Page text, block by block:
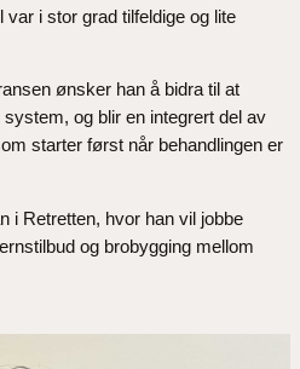
var i stor grad tilfeldige og lite
ønsker han å bidra til at
og blir en integrert del av
starter først når behandlingen er
i Retretten, hvor han vil jobbe
og brobygging mellom